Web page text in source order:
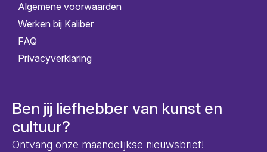
Algemene voorwaarden
Werken bij Kaliber
FAQ
Privacyverklaring
Ben jij liefhebber van kunst en
cultuur?
Ontvang onze maandelijkse nieuwsbrief!